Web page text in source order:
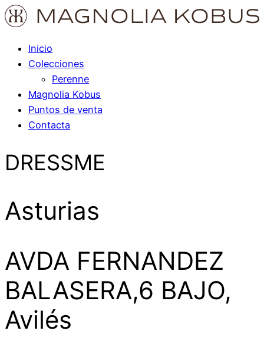
Inicio
Colecciones
Perenne
Magnolia Kobus
Puntos de venta
Contacta
DRESSME
Asturias
AVDA FERNANDEZ
BALASERA,6 BAJO,
Avilés